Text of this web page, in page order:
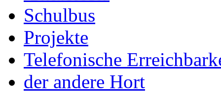
Schulbus
Projekte
Telefonische
der andere Hort